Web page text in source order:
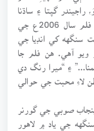
راجيندر گپتا ۽ ساڌنا
سنگهه کي انڊيا جي
ويو آهي. هن فلم جا
۽ “ميرا رنگ دي
لاءِ محبت جي حوالي
جي پنجاب صوبي جي گورنر
جي ياد ۾ لاهور